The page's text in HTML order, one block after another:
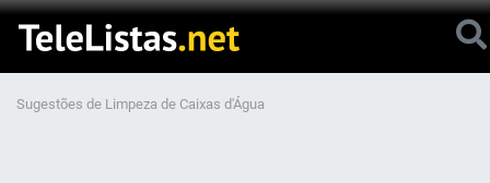
Sugestões de Limpeza de Caixas d'Água